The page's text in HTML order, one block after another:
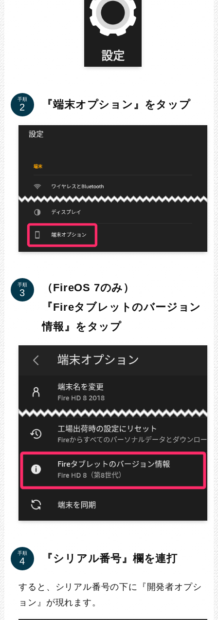
手順 『端末オプション』をタップ
手順
（FireOS 7のみ）
『Fireタブレットのバージョン
情報』をタップ
手順 『シリアル番号』欄を連打
すると、シリアル番号の下に『開発者オプシ
ョン』が現れます。